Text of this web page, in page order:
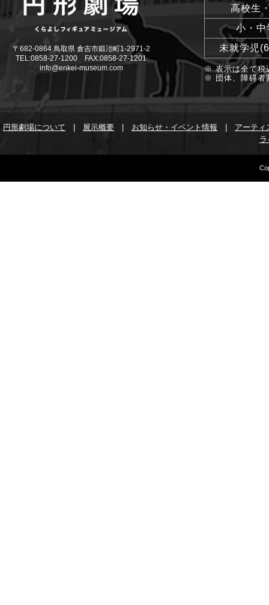
〒682-0864 鳥取県 倉吉市鍛冶町1-2971-2
TEL:0858-27-1200 FAX:0858-27-1201
info@enkei-museum.com
高校生
小・中
未就学児
※ 表示は全て税
※ 団体、障碍者
円形劇場について 展示概要 お知らせ・イベント情報
アーティ